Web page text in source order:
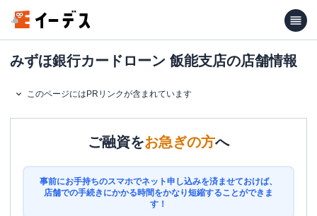
みずほ銀行カードローン 飯能支店の店舗情報
このページにはPRリンクが含まれています
ご融資をお急ぎの方へ
事前にお手持ちのスマホでネット申し込みを済ませておけば、
店舗での手続きにかかる時間をかなり短縮することができま
す！